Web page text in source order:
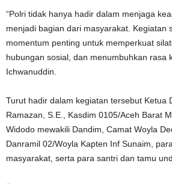
“Polri tidak hanya hadir dalam menjaga
menjadi bagian dari masyarakat. Kegiatan
momentum penting untuk memperkuat
hubungan sosial, dan menumbuhkan rasa
Ichwanuddin.
Turut hadir dalam kegiatan tersebut Ketua
Ramazan, S.E., Kasdim 0105/Aceh Barat
Widodo mewakili Dandim, Camat Woyla
Danramil 02/Woyla Kapten Inf Sunaim,
masyarakat, serta para santri dan tamu